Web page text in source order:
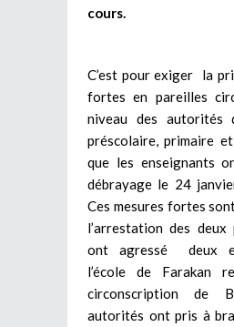
cours.
C’est pour exiger la
fortes en pareilles
niveau des autorités
préscolaire, primaire
que les enseignants
débrayage le 24
Ces mesures fortes
l’arrestation des deux
ont agressé deux
l’école de Farakan
circonscription de
autorités ont pris à